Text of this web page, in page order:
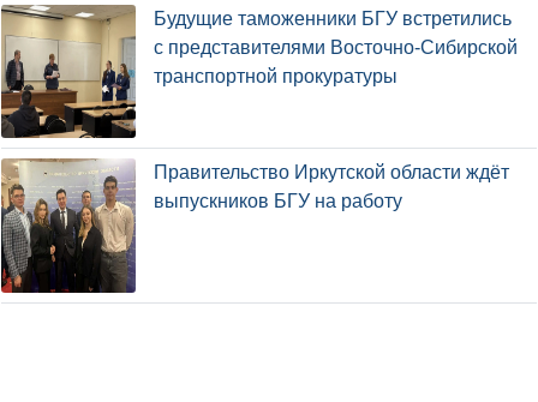
Будущие таможенники БГУ встретились
с представителями Восточно-Сибирской
транспортной прокуратуры
Правительство Иркутской области ждёт
выпускников БГУ на работу